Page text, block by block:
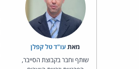
מאת‏עו"ד טל קפלן
שותף וחבר בקבוצת הסייבר,